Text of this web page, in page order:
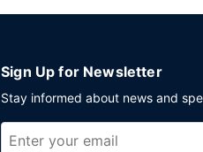
Sign Up for Newsletter
Stay informed about news and